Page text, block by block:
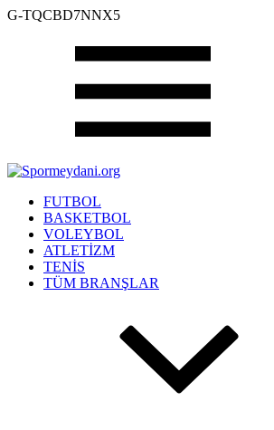
G-TQCBD7NNX5
FUTBOL
BASKETBOL
VOLEYBOL
ATLETİZM
TENİS
TÜM BRANŞLAR